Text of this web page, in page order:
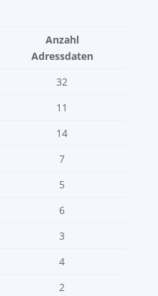
Anzahl
Adressdaten
32
11
14
7
5
6
3
4
2